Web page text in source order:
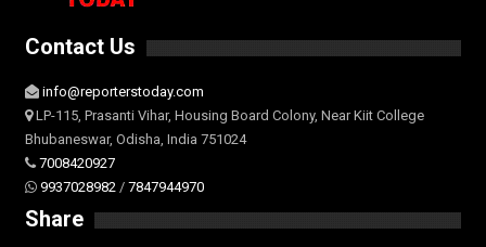
Contact Us
info@reporterstoday.com
LP-115, Prasanti Vihar, Housing Board Colony, Near Kiit College
Bhubaneswar, Odisha, India 751024
7008420927
9937028982 / 7847944970
Share